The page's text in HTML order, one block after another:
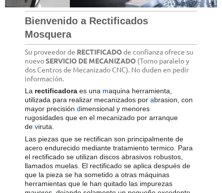
Bienvenido a Rectificados
Mosquera
Su proveedor de RECTIFICADOde confianza ofrece su
nuevoSERVICIO DE MECANIZADO (Torno paralelo y
dos Centros de Mecanizado CNC). No duden en pedir
información.
La rectificadora es una maquina herramienta,
utilizada para realizar mecanizados por abrasion, con
mayor precisión dimensional y menores
rugosidades que en el mecanizado por arranque
de viruta.
Las piezas que se rectifican son principalmente de
acero endurecido mediante tratamiento termico. Para
el rectificado se utilizan discos abrasivos robustos,
llamados muelas. El rectificado se aplica después de
que la pieza se ha sometido a otras máquinas
herramientas que le han quitado las impurezas